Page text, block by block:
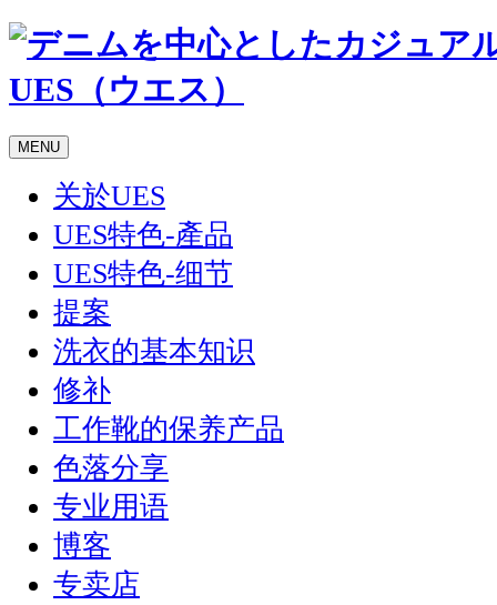
MENU
关於UES
UES特色-產品
UES特色-细节
提案
洗衣的基本知识
修补
工作靴的保养产品
色落分享
专业用语
博客
专卖店